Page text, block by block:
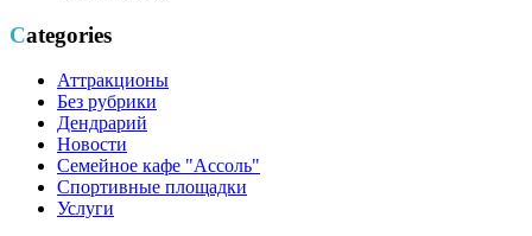
Categories
Аттракционы
Без рубрики
Дендрарий
Новости
Семейное кафе "Ассоль"
Спортивные площадки
Услуги